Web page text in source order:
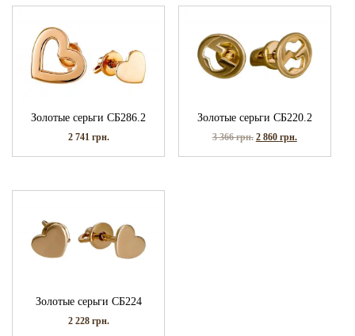
Золотые серьги СБ286.2
2 741 грн.
Золотые серьги СБ220.2
3 366грн. 2 860 грн.
Золотые серьги СБ224
2 228 грн.